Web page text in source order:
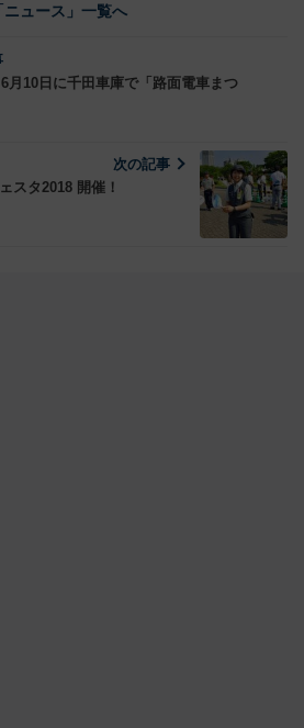
ニュース」一覧へ
月10日に千田車庫で「路面電車まつ
次の記事
スタ2018 開催！